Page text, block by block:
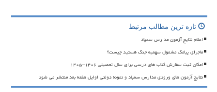
تازه ترین مطالب مرتبط
اعلام نتایج آزمون مدارس سمپاد
ماجرای پیامک مشمول سهمیه جنگ هستید چیست؟
امکان ثبت سفارش کتاب های درسی برای سال تحصیلی ۱۴۰۶–۱۴۰۵
نتایج آزمون های ورودی مدارس سمپاد و نمونه دولتی اوایل هفته بعد منتشر می شود